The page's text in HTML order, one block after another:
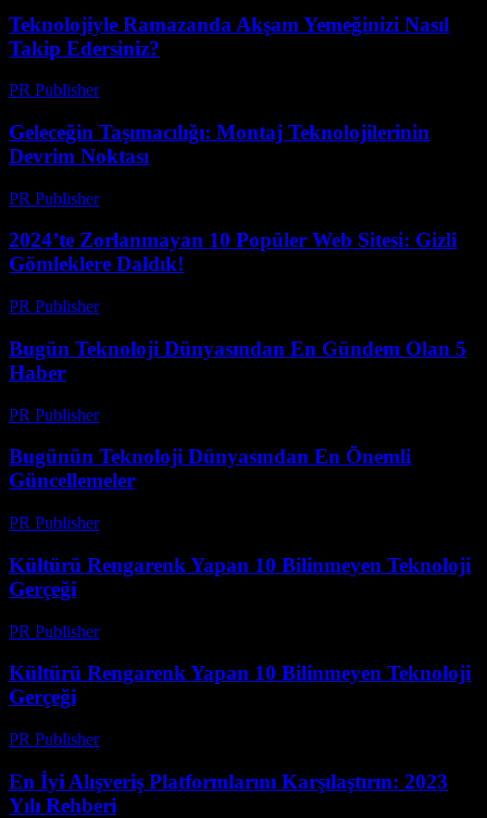
Teknolojiyle Ramazanda Akşam Yemeğinizi Nasıl
Takip Edersiniz?
PR Publisher-
Geleceğin Taşımacılığı: Montaj Teknolojilerinin
Devrim Noktası
PR Publisher-
2024’te Zorlanmayan 10 Popüler Web Sitesi: Gizli
Gömleklere Daldık!
PR Publisher-
Bugün Teknoloji Dünyasından En Gündem Olan 5
Haber
PR Publisher-
Bugünün Teknoloji Dünyasından En Önemli
Güncellemeler
PR Publisher-
Kültürü Rengarenk Yapan 10 Bilinmeyen Teknoloji
Gerçeği
PR Publisher-
Kültürü Rengarenk Yapan 10 Bilinmeyen Teknoloji
Gerçeği
PR Publisher-
En İyi Alışveriş Platformlarını Karşılaştırın: 2023
Yılı Rehberi